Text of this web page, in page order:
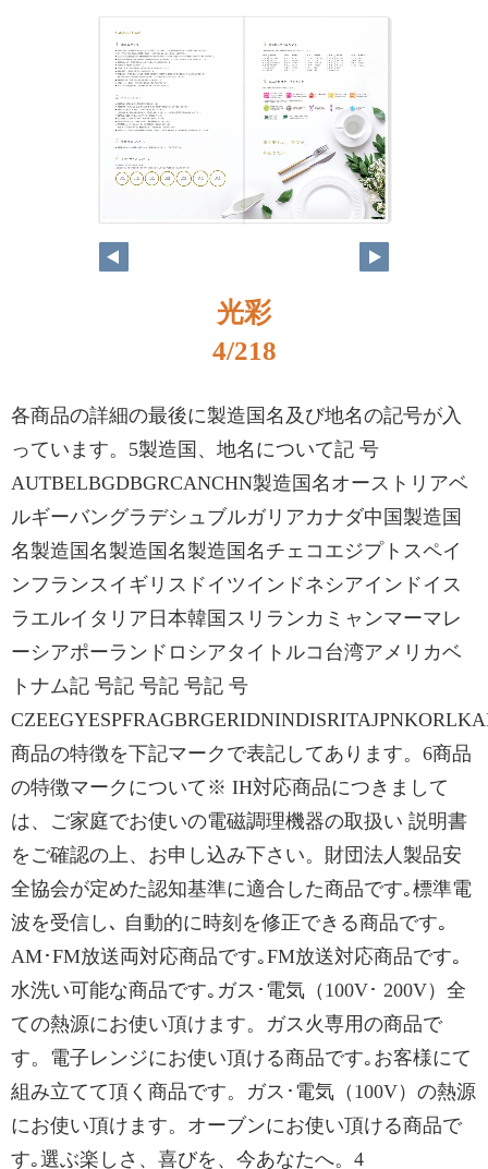
光彩
4/218
各商品の詳細の最後に製造国名及び地名の記号が入
っています。5製造国、地名について記 号
AUTBELBGDBGRCANCHN製造国名オーストリアベ
ルギーバングラデシュブルガリアカナダ中国製造国
名製造国名製造国名製造国名チェコエジプトスペイ
ンフランスイギリスドイツインドネシアインドイス
ラエルイタリア日本韓国スリランカミャンマーマレ
ーシアポーランドロシアタイトルコ台湾アメリカベ
トナム記 号記 号記 号記 号
商品の特徴を下記マークで表記してあります。6商品
の特徴マークについて※ IH対応商品につきまして
は、ご家庭でお使いの電磁調理機器の取扱い 説明書
をご確認の上、お申し込み下さい。財団法人製品安
全協会が定めた認知基準に適合した商品です｡標準電
波を受信し､ 自動的に時刻を修正できる商品です｡
AM･FM放送両対応商品です｡FM放送対応商品です｡
水洗い可能な商品です｡ガス･電気（100V･ 200V）全
ての熱源にお使い頂けます。ガス火専用の商品で
す。電子レンジにお使い頂ける商品です｡お客様にて
組み立てて頂く商品です。ガス･電気（100V）の熱源
にお使い頂けます。オーブンにお使い頂ける商品で
す｡選ぶ楽しさ、喜びを、今あなたへ。4